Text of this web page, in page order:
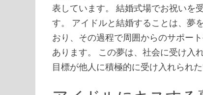
表しています。 結婚式場でお祝いを
す。 アイドルと結婚することは、夢
おり、その過程で周囲からのサポー
あります。 この夢は、社会に受け入
目標が他人に積極的に受け入れられ